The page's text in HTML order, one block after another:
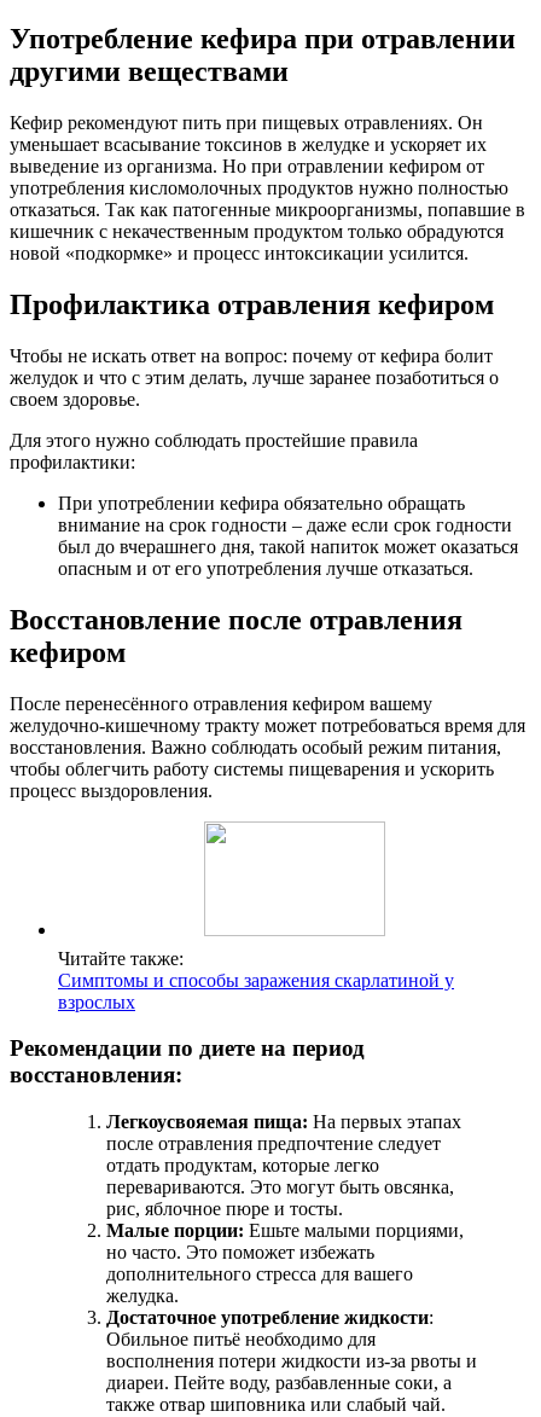
Употребление кефира при отравлении
другими веществами
Кефир рекомендуют пить при пищевых отравлениях. Он
уменьшает всасывание токсинов в желудке и ускоряет их
выведение из организма. Но при отравлении кефиром от
употребления кисломолочных продуктов нужно полностью
отказаться. Так как патогенные микроорганизмы, попавшие в
кишечник с некачественным продуктом только обрадуются
новой «подкормке» и процесс интоксикации усилится.
Профилактика отравления кефиром
Чтобы не искать ответ на вопрос: почему от кефира болит
желудок и что с этим делать, лучше заранее позаботиться о
своем здоровье.
Для этого нужно соблюдать простейшие правила
профилактики:
При употреблении кефира обязательно обращать
внимание на срок годности – даже если срок годности
был до вчерашнего дня, такой напиток может оказаться
опасным и от его употребления лучше отказаться.
Восстановление после отравления
кефиром
После перенесённого отравления кефиром вашему
желудочно-кишечному тракту может потребоваться время для
восстановления. Важно соблюдать особый режим питания,
чтобы облегчить работу системы пищеварения и ускорить
процесс выздоровления.
Читайте также:
Симптомы и способы заражения скарлатиной у
взрослых
Рекомендации по диете на период
восстановления:
Легкоусвояемая пища: На первых этапах
после отравления предпочтение следует
отдать продуктам, которые легко
перевариваются. Это могут быть овсянка,
рис, яблочное пюре и тосты.
Малые порции: Ешьте малыми порциями,
но часто. Это поможет избежать
дополнительного стресса для вашего
желудка.
Достаточное употребление жидкости:
Обильное питьё необходимо для
восполнения потери жидкости из-за рвоты и
диареи. Пейте воду, разбавленные соки, а
также отвар шиповника или слабый чай.